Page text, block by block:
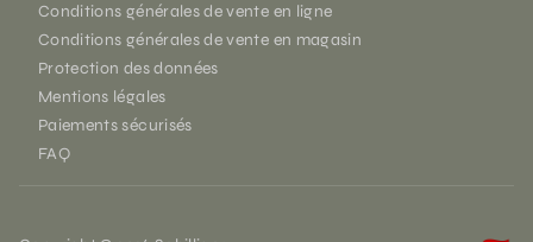
Conditions générales de vente en ligne
Conditions générales de vente en magasin
Protection des données
Mentions légales
Paiements sécurisés
FAQ